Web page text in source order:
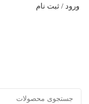
ورود / ثبت نام